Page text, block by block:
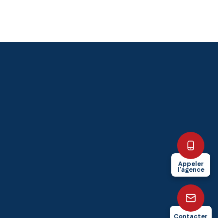
Appeler
l'agence
Contacter